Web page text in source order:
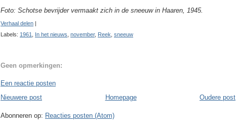
Foto: Schotse bevrijder vermaakt zich in de sneeuw in Haaren, 1945.
Verhaal delen |
Labels: 1961 In het nieuws november, Reek sneeuw
Geen opmerkingen:
Een reactie posten
Nieuwere post
Oudere post
Homepage
Abonneren op: Reacties posten (Atom)